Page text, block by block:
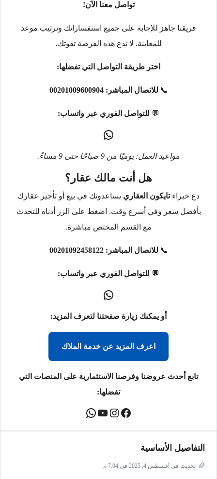
تواصل معنا الآن!
فريقنا جاهز للإجابة على جميع استفساراتك وترتيب موعد
للمعاينة. لا تدع هذه الفرصة تفوتك.
اختر طريقة التواصل التي تفضلها:
📞 للاتصال المباشر: 00201009600904
💬 للتواصل الفوري عبر واتساب:
مواعيد العمل: يوميًا من 9 صباحًا حتى 9 مساءً.
هل أنت مالك عقار؟
دع خبراءتايكون العقاري يساعدونك في بيع أو تأجير عقارك
بأفضل سعر وفي أسرع وقت. اضغط على الزر أدناه للتحدث
مع القسم المختص مباشرة.
📞 للاتصال المباشر: 00201092458122
💬 للتواصل الفوري عبر واتساب:
أو يمكنك زيارة صفحتنا لتعرف المزيد:
اعرف المزيد عن خدمة الملاك
تابع أحدث عروضنا وفرصنا الاستثمارية على المنصات التي
تفضلها:
التفاصيل الأساسية
تحديث في أغسطس 4, 2025 في 7:04 م